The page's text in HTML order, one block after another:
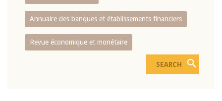
Annuaire des banques et établissements financiers
Revue économique et monétaire